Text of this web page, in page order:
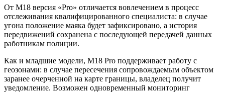
От M18 версия «Pro» отличается вовлечением в процесс
отслеживания квалифицированного специалиста: в случае
угона положение маяка будет зафиксировано, а история
передвижений сохранена с последующей передачей данных
работникам полиции.
Как и младшие модели, M18 Pro поддерживает работу с
геозонами: в случае пересечения сопровождаемым объектом
заранее очерченной на карте границы, владелец получит
уведомление. Возможен одновременный мониторинг